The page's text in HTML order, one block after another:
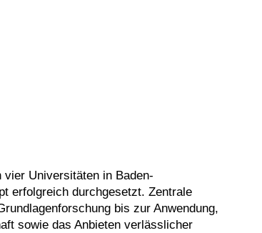
Universitäten in Baden-
erfolgreich durchgesetzt. Zentrale
bis zur Anwendung,
sowie das Anbieten verlässlicher